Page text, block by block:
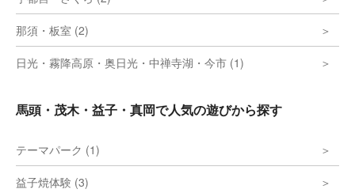
那須・板室 (2)
日光・霧降高原・奥日光・中禅寺湖・今市 (1)
馬頭・茂木・益子・真岡で人気の遊びから探す
テーマパーク (1)
益子焼体験 (3)